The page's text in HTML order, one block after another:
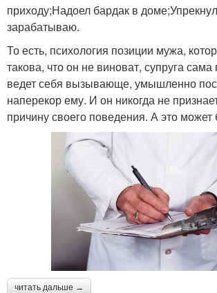
приходу;Надоел бардак в
зарабатываю.
То есть, психология позиции мужа,
такова, что он не виноват, супруга сама
ведет себя вызывающе, умышленно
наперекор ему. И он никогда не
причину своего поведения. А это может
читать дальше →